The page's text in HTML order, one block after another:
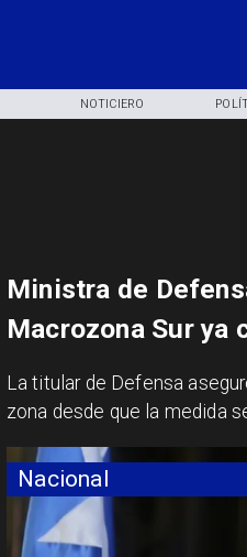
NOTICIERO
Nacional
Ministra de
Macrozona Sur ya
La titular de Defensa
zona desde que la medida